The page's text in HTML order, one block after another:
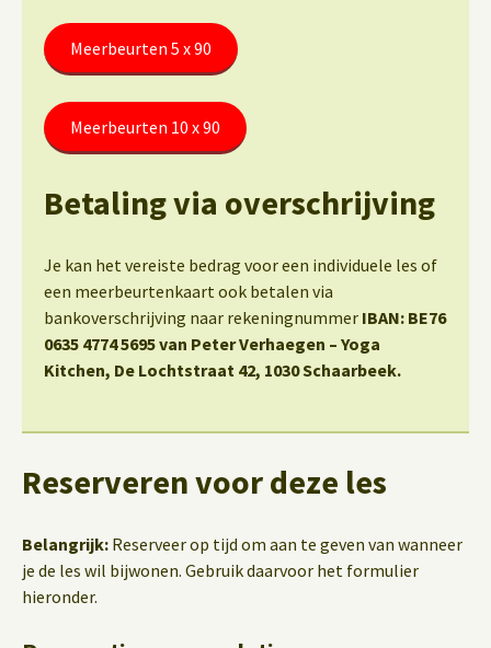
Meerbeurten 5 x 90
Meerbeurten 10 x 90
Betaling via overschrijving
Je kan het vereiste bedrag voor een individuele les of
een meerbeurtenkaart ook betalen via
bankoverschrijving naar rekeningnummer IBAN: BE76
0635 4774 5695 van Peter Verhaegen – Yoga
Kitchen, De Lochtstraat 42, 1030 Schaarbeek.
Reserveren voor deze les
Belangrijk: Reserveer op tijd om aan te geven van wanneer
je de les wil bijwonen. Gebruik daarvoor het formulier
hieronder.